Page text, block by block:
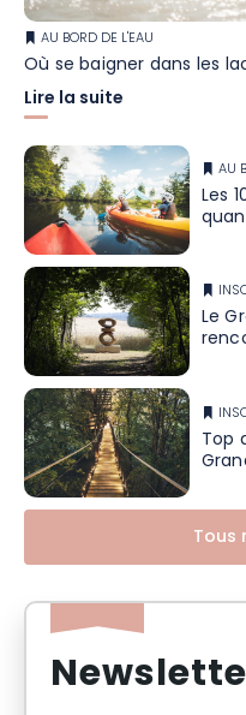
AU BORD DE L'EAU
Où se baigner dans les
Lire la suite
AU
Les
Le
Top
Tous